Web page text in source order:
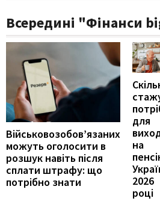
Всередині "Фінанси
Військовозобов’язаних
можуть оголосити в
розшук навіть після
сплати штрафу: що
потрібно знати
для
на
2026
році